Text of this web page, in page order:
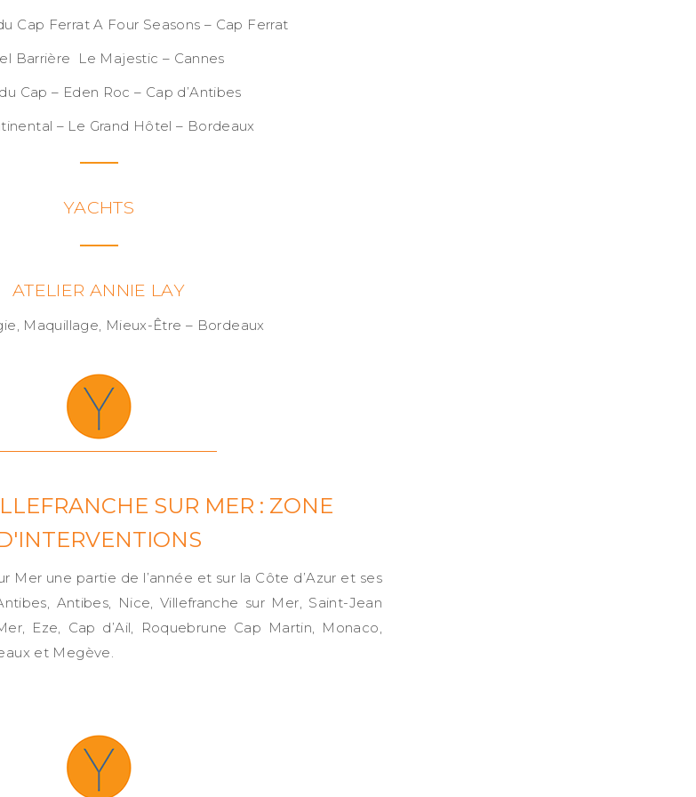
Cap Ferrat A Four Seasons – Cap Ferrat
Barrière Le Majestic – Cannes
Cap – Eden Roc – Cap d’Antibes
– Le Grand Hôtel – Bordeaux
YACHTS
ATELIER ANNIE LAY
Maquillage, Mieux-Être – Bordeaux
SUR MER : ZONE
Mer une partie de l’année et sur la Côte d’Azur et ses
Antibes, Nice, Villefranche sur Mer, Saint-Jean
Eze, Cap d’Ail, Roquebrune Cap Martin, Monaco,
et Megève.